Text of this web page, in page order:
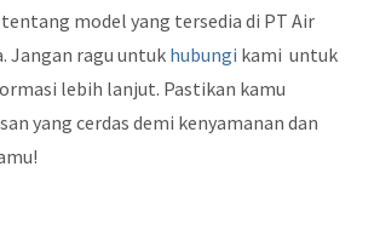
model yang tersedia di PT Air
Jangan ragu untuk hubungi kami untuk
lebih lanjut. Pastikan kamu
yang cerdas demi kenyamanan dan